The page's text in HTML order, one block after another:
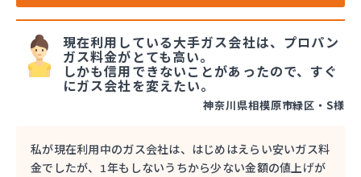
現在利用している大手ガス会社は、プロパン
ガス料金がとても高い。
しかも信用できないことがあったので、すぐ
にガス会社を変えたい。
神奈川県相模原市緑区・S様
私が現在利用中のガス会社は、はじめはえらい安いガス料
金でしたが、1年もしないうちから少ない金額の値上げが